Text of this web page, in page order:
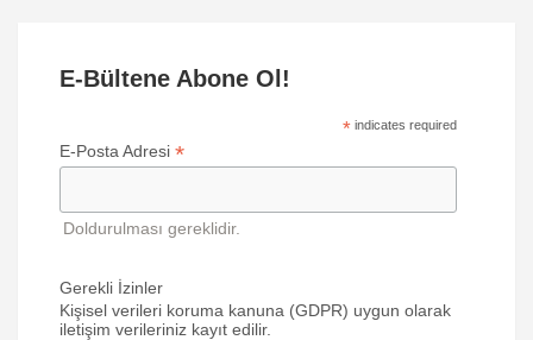
E-Bültene Abone Ol!
* indicates required
E-Posta Adresi *
Doldurulması gereklidir.
Gerekli İzinler
Kişisel verileri koruma kanuna (GDPR) uygun olarak
iletişim verileriniz kayıt edilir.